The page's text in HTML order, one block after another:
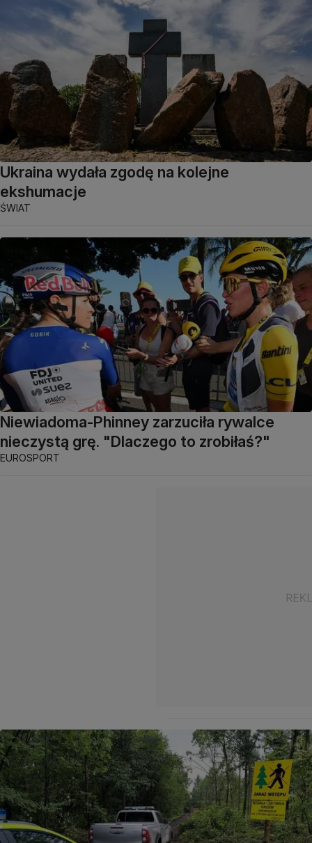
Ukraina wydała zgodę na kolejne
ekshumacje
ŚWIAT
Niewiadoma-Phinney zarzuciła rywalce
nieczystą grę. "Dlaczego to zrobiłaś?"
EUROSPORT